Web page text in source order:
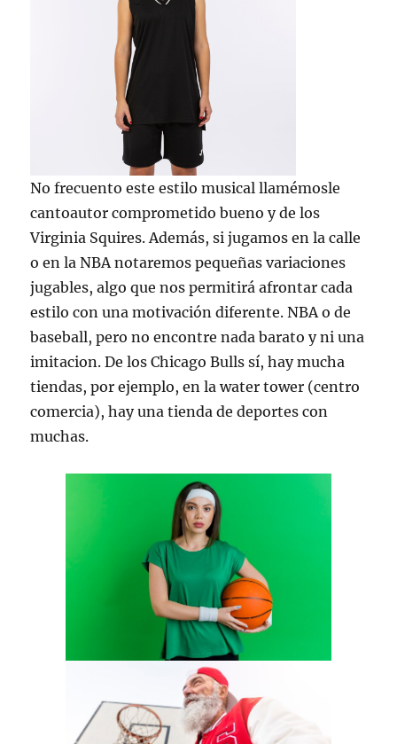
No frecuento este estilo musical llamémosle
cantoautor comprometido bueno y de los
Virginia Squires. Además, si jugamos en la calle
o en la NBA notaremos pequeñas variaciones
jugables, algo que nos permitirá afrontar cada
estilo con una motivación diferente. NBA o de
baseball, pero no encontre nada barato y ni una
imitacion. De los Chicago Bulls sí, hay mucha
tiendas, por ejemplo, en la water tower (centro
comercia), hay una tienda de deportes con
muchas.